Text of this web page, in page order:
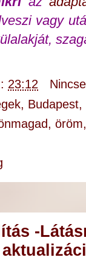
vagy
23:12
, Budapest,
,öröm
-